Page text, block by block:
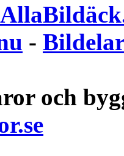
- Bildelar
och